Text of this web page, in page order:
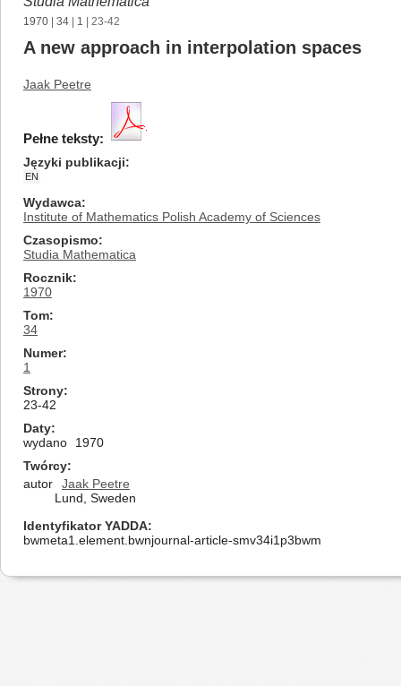
1970 34 1 | 23-42
A new approach in interpolation spaces
Jaak Peetre
Pełne teksty:
Języki publikacji
EN
Wydawca
Institute of Mathematics Polish Academy of Sciences
Czasopismo
Studia Mathematica
Rocznik
1970
Tom
34
Numer
1
Strony
23-42
Daty
wydano
1970
Twórcy
autor
Jaak Peetre
Lund, Sweden
Identyfikator YADDA
bwmeta1.element.bwnjournal-article-smv34i1p3bwm